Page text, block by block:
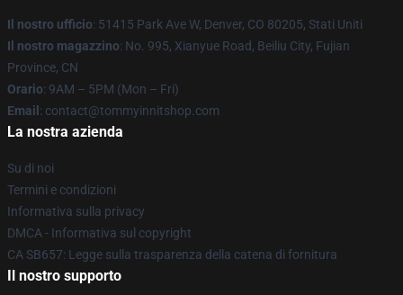
Il nostro ufficio: 51415 Park Ave W, Denver, CO 80205, Stati Uniti
Il nostro magazzino: No. 995, Xianyue Road, Beiliu City, Fujian
Province, CN
Orario: 9AM – 5PM (Mon – Fri)
Email : contact@tommyinnitshop.com
La nostra azienda
Su di noi
Termini e condizioni
Informativa sulla privacy
DMCA - Informativa sul copyright
CA SB657: Legge sulla trasparenza della catena di fornitura
Il nostro supporto